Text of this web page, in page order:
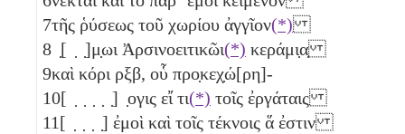
7τῆς ῥύσεως τοῦ χωρίου ἀγγῖον(*)
8 ̣[ ̣ ̣]μ̣ωι Ἀρσινοειτικῶι(*) κεράμι̣α̣
9καὶ κόρι ρξβ, οὗ προ̣κεχ̣ώ[ρη]-
10[ ̣ ̣ ̣ ̣ ̣] ̣ογις εἴ τι(*) τοῖς ἐργάταις
11[ ̣ ̣ ̣ ̣] ἐμοὶ καὶ τοῖς τέκνοις ἅ ἐστιν